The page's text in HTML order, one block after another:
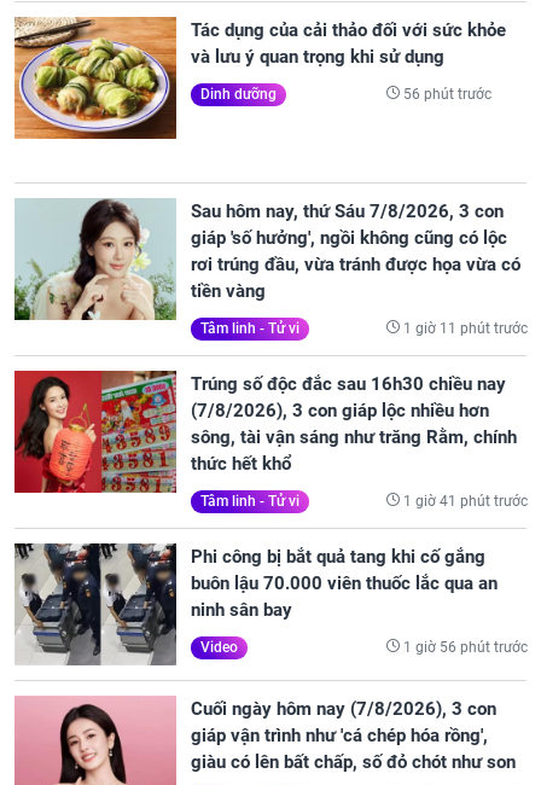
Tác dụng của cải thảo đối với sức khỏe
và lưu ý quan trọng khi sử dụng
Dinh dưỡng 56 phút trước
Sau hôm nay, thứ Sáu 7/8/2026, 3 con
giáp 'số hưởng', ngồi không cũng có lộc
rơi trúng đầu, vừa tránh được họa vừa có
tiền vàng
Tâm linh - Tử vi 1 giờ 11 phút trước
Trúng số độc đắc sau 16h30 chiều nay
(7/8/2026), 3 con giáp lộc nhiều hơn
sông, tài vận sáng như trăng Rằm, chính
thức hết khổ
Tâm linh - Tử vi 1 giờ 41 phút trước
Phi công bị bắt quả tang khi cố gắng
buôn lậu 70.000 viên thuốc lắc qua an
ninh sân bay
Video 1 giờ 56 phút trước
Cuối ngày hôm nay (7/8/2026), 3 con
giáp vận trình như 'cá chép hóa rồng',
giàu có lên bất chấp, số đỏ chót như son